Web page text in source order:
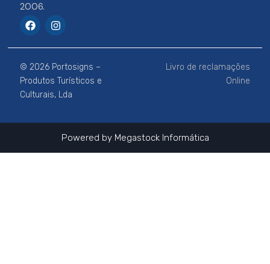
2006.
F
a
e
b
o
o
k
I
n
t
a
g
r
a
m
© 2026 Portosigns –
Produtos Turísticos e
Culturais, Lda
Livro de reclamações
Online
Powered by Megastock Informática